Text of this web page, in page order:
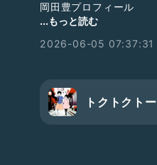
岡田豊プロフィール
https://gentosha-
岡田豊note
AbemaTV 東京会議 岡
https://youtu.be/
...もっと読む
2026-06-05 07:37:31
トクトクト